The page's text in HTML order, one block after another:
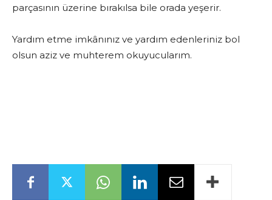
parçasının üzerine bırakılsa bile orada yeşerir.
Yardım etme imkânınız ve yardım edenleriniz bol
olsun aziz ve muhterem okuyucularım.